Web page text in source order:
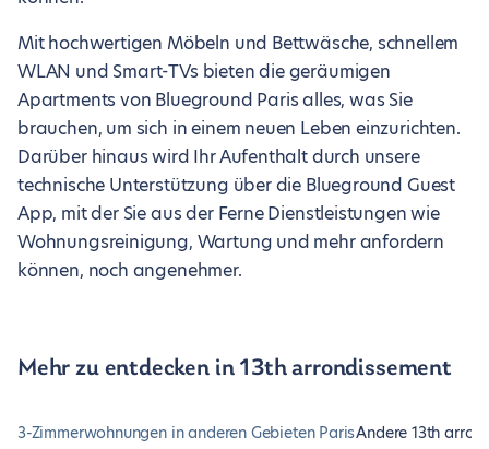
Mit hochwertigen Möbeln und Bettwäsche, schnellem
WLAN und Smart-TVs bieten die geräumigen
Apartments von Blueground Paris alles, was Sie
brauchen, um sich in einem neuen Leben einzurichten.
Darüber hinaus wird Ihr Aufenthalt durch unsere
technische Unterstützung über die Blueground Guest
App, mit der Sie aus der Ferne Dienstleistungen wie
Wohnungsreinigung, Wartung und mehr anfordern
können, noch angenehmer.
Mehr zu entdecken in 13th arrondissement
3-Zimmerwohnungen in anderen Gebieten ParisAndere 13th